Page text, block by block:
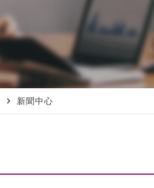
navigate_next 新聞中心